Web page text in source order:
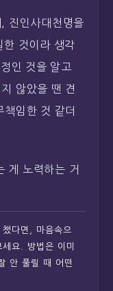
진인사대천명을
한 것이라 생각
인 것을 알고
않았을 땐 견
임한 것 같더
게 노력하는 거
다면, 마음속으
요. 방법은 이미
안 풀릴 때 어떤